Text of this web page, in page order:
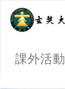
課外活